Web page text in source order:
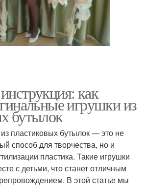
как
игрушки из
бутылок
пластиковых бутылок — это не
способ для творчества, но и
пластика. Такие игрушки
с детьми, что станет отличным
В этой статье мы